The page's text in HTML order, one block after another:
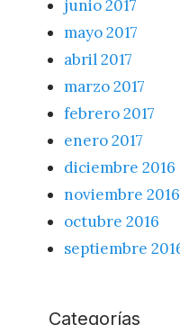
junio 2017
mayo 2017
abril 2017
marzo 2017
febrero 2017
enero 2017
diciembre 2016
noviembre 2016
octubre 2016
septiembre
Categorías